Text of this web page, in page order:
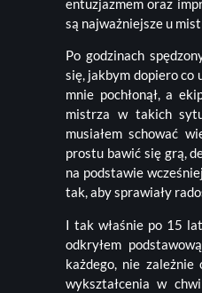
entuzjazmem oraz
są najważniejsze u
Po godzinach
się, jakbym dopiero co
mnie pochłonął, a
mistrza w takich
musiałem schować
prostu bawić się grą,
na podstawie
tak, aby sprawiały
I tak właśnie po 15
odkryłem
każdego, nie
wykształcenia w